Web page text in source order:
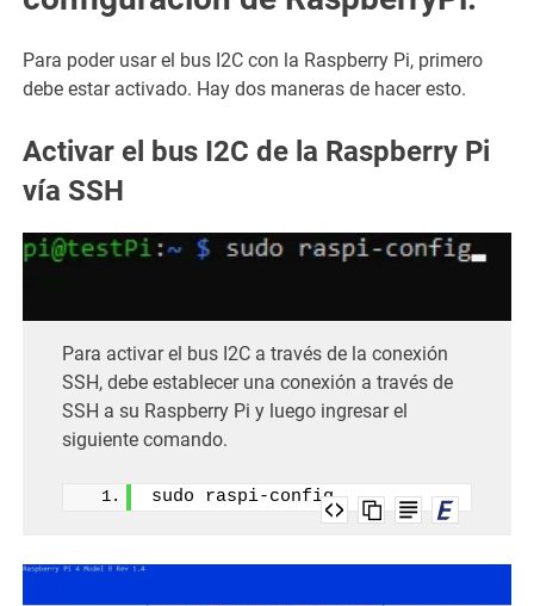
Para poder usar el bus I2C con la Raspberry Pi, primero
debe estar activado. Hay dos maneras de hacer esto.
Activar el bus I2C de la Raspberry Pi
vía SSH
Para activar el bus I2C a través de la conexión
SSH, debe establecer una conexión a través de
SSH a su Raspberry Pi y luego ingresar el
siguiente comando.
sudo raspi-config